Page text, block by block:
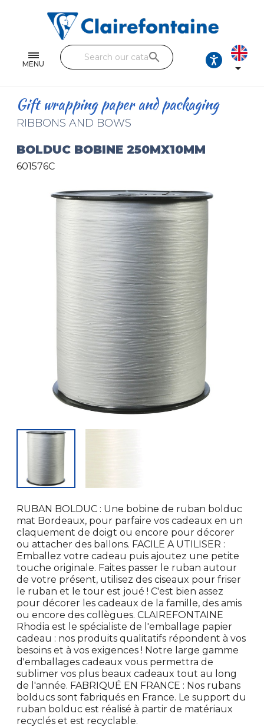
MENU
Single and double sheets
Fine arts
Handicraft
Pencil cases & Leather goods
FIND OUR COLLECTIONS
All the collections
search

Gift wrapping paper and packaging
RIBBONS AND BOWS
BOLDUC BOBINE 250MX10MM
601576C
RUBAN BOLDUC : Une bobine de ruban bolduc
mat Bordeaux, pour parfaire vos cadeaux en un
claquement de doigt ou encore pour décorer
ou attacher des ballons. FACILE A UTILISER :
Emballez votre cadeau puis ajoutez une petite
touche originale. Faites passer le ruban autour
de votre présent, utilisez des ciseaux pour friser
le ruban et le tour est joué ! C'est bien assez
pour décorer les cadeaux de la famille, des amis
ou encore des collègues. CLAIREFONTAINE
Rhodia est le spécialiste de l'emballage papier
cadeau : nos produits qualitatifs répondent à vos
besoins et à vos exigences ! Notre large gamme
d'emballages cadeaux vous permettra de
sublimer vos plus beaux cadeaux tout au long
de l'année. FABRIQUÉ EN FRANCE : Nos rubans
bolducs sont fabriqués en France. Le support du
ruban bolduc est réalisé à partir de matériaux
recyclés et est recyclable.